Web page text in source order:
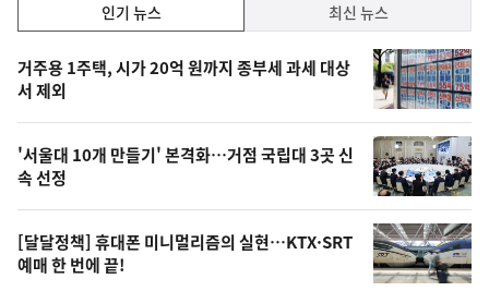
기,
최
신,
오
늘
의
영
상
인기 뉴스 최신 뉴스
기
뉴
스
거주용 1주택, 시가 20억 원까지 종부세 과세 대상
서 제외
'서울대 10개 만들기' 본격화…거점 국립대 3곳 신
속 선정
[달달정책] 휴대폰 미니멀리즘의 실현…KTX·SRT
예매 한 번에 끝!